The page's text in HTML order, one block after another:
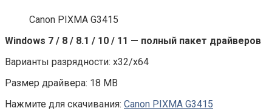
Canon PIXMA G3415
Windows 7 / 8 / 8.1 / 10 / 11 — полный пакет драйверов
Варианты разрядности: x32/x64
Размер драйвера: 18 MB
Нажмите для скачивания: Canon PIXMA G3415